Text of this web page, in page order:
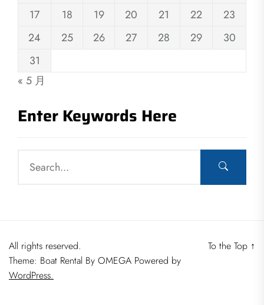
17
18 19 20 21 22
23
24
25 26 27 28 29
30
31
« 5 月
Enter Keywords Here
All rights reserved.
Theme: Boat Rental By OMEGA Powered by
WordPress.
To the Top ↑